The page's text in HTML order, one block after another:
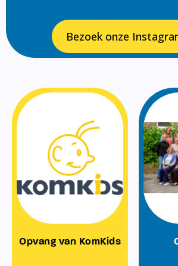
Bezoek onze
Opvang van KomKids